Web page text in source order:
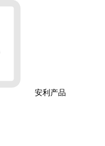
安利产品